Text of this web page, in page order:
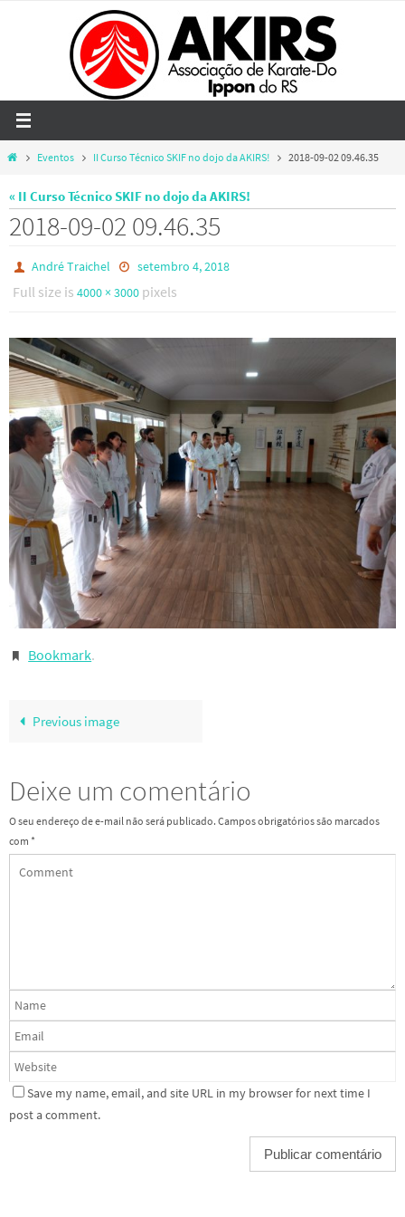
HomeEventos II Curso Técnico SKIF no dojo da AKIRS! 2018-09-02 09.46.35
« II Curso Técnico SKIF no dojo da AKIRS!
2018-09-02 09.46.35
André Traichel setembro 4, 2018
Full size is 4000 × 3000 pixels
Bookmark.
Previous image
Deixe um comentário
O seu endereço de e-mail não será publicado. Campos obrigatórios são marcados
com *
Save my name, email, and site URL in my browser for next time I
post a comment.